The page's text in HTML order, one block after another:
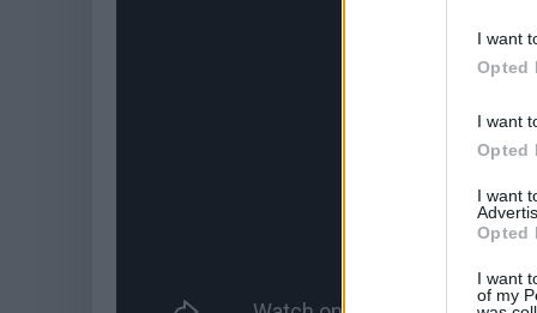
I want
Opted
I want
Opted
I want
Opted
I want
of my